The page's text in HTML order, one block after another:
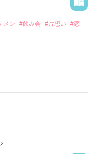
メン #飲み会 #片想い #恋
ね？」
きの同級生だった本田
です。